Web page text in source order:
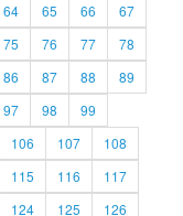
64 65 66
67
75 76 77
78
86 87 88
89
97 98
99
106 107
108
115 116
117
124 125
126